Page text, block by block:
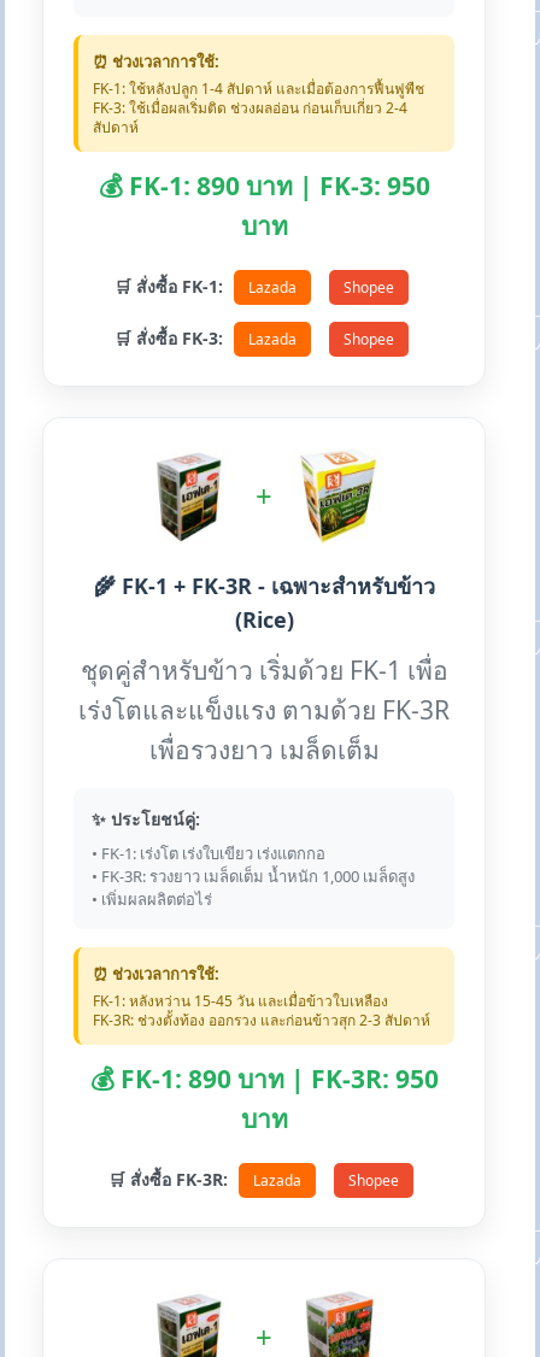
⏰ ช่วงเวลาการใช้:
FK-1: ใช้หลังปลูก 1-4 สัปดาห์ และเมื่อต้องการฟื้นฟูพืช
FK-3: ใช้เมื่อผลเริ่มติด ช่วงผลอ่อน ก่อนเก็บเกี่ยว 2-4
สัปดาห์
💰 FK-1: 890 บาท | FK-3: 950
บาท
🛒 สั่งซื้อ FK-1: Lazada Shopee
🛒 สั่งซื้อ FK-3: Lazada Shopee
+
🌾 FK-1 + FK-3R - เฉพาะสำหรับข้าว
(Rice)
ชุดคู่สำหรับข้าว เริ่มด้วย FK-1 เพื่อ
เร่งโตและแข็งแรง ตามด้วย FK-3R
เพื่อรวงยาว เมล็ดเต็ม
✨ ประโยชน์คู่:
• FK-1: เร่งโต เร่งใบเขียว เร่งแตกกอ
• FK-3R: รวงยาว เมล็ดเต็ม น้ำหนัก 1,000 เมล็ดสูง
• เพิ่มผลผลิตต่อไร่
⏰ ช่วงเวลาการใช้:
FK-1: หลังหว่าน 15-45 วัน และเมื่อข้าวใบเหลือง
FK-3R: ช่วงตั้งท้อง ออกรวง และก่อนข้าวสุก 2-3 สัปดาห์
💰 FK-1: 890 บาท | FK-3R: 950
บาท
🛒 สั่งซื้อ FK-3R: Lazada Shopee
+